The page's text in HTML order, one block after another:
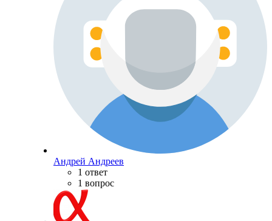
Андрей Андреев
1 ответ
1 вопрос